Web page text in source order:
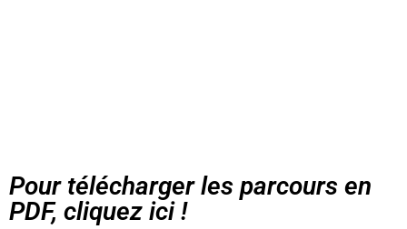
Pour télécharger les parcours en
PDF, cliquez ici !